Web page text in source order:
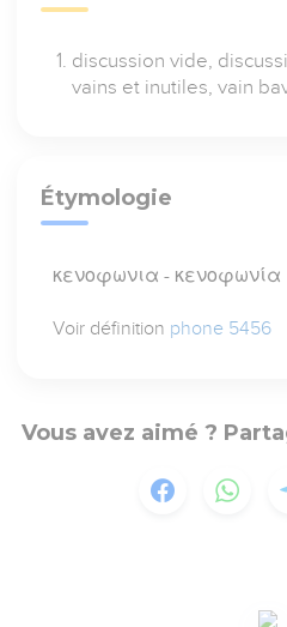
discussion vide,
vains et inutiles, vain
Étymologie
κενοφωνια - κενοφωνία
Voir définition phone 5456
Vous avez aimé ?